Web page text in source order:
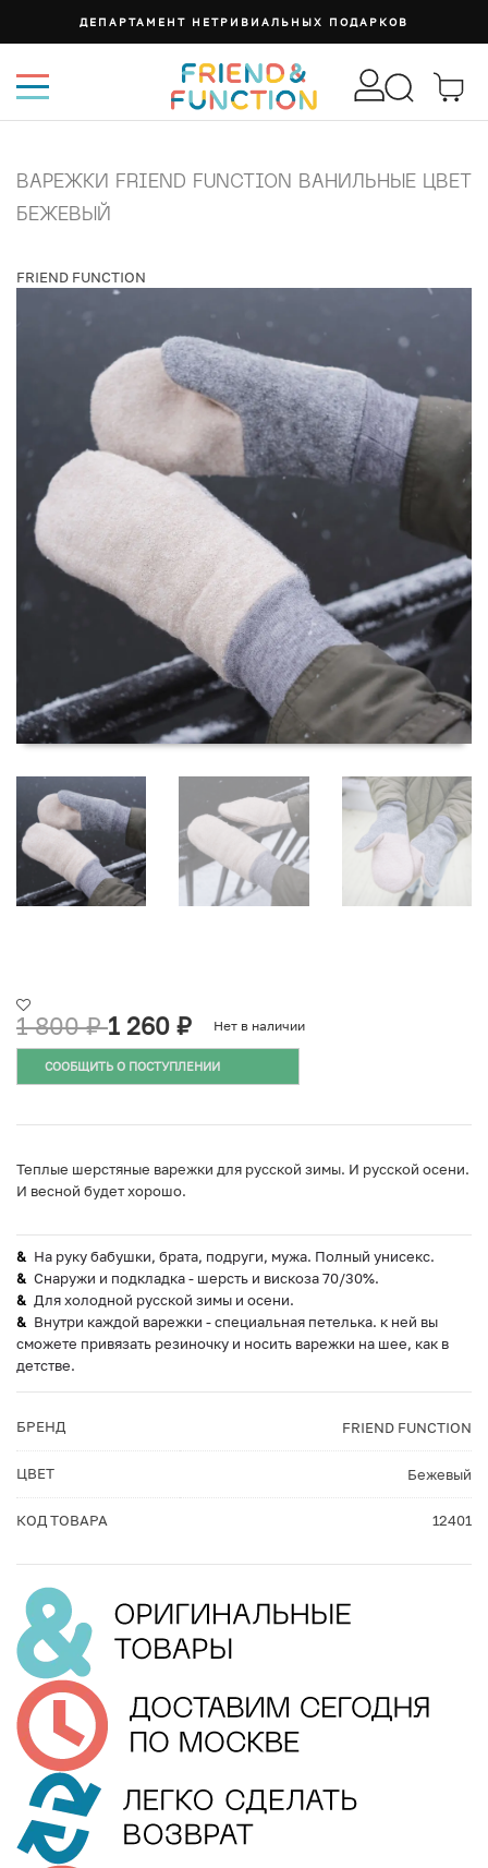
ДЕПАРТАМЕНТ НЕТРИВИАЛЬНЫХ ПОДАРКОВ
ВАРЕЖКИ FRIEND FUNCTION ВАНИЛЬНЫЕ ЦВЕТ
БЕЖЕВЫЙ
FRIEND FUNCTION
1 800₽ 1 260 ₽ Нет в наличии
СООБЩИТЬ О ПОСТУПЛЕНИИ
Теплые шерстяные варежки для русской зимы. И русской осени.
И весной будет хорошо.
На руку бабушки, брата, подруги, мужа. Полный унисекс.
Снаружи и подкладка - шерсть и вискоза 70/30%.
Для холодной русской зимы и осени.
Внутри каждой варежки - специальная петелька. к ней вы
сможете привязать резиночку и носить варежки на шее, как в
детстве.
БРЕНД FRIEND FUNCTION
ЦВЕТ Бежевый
КОД ТОВАРА 12401